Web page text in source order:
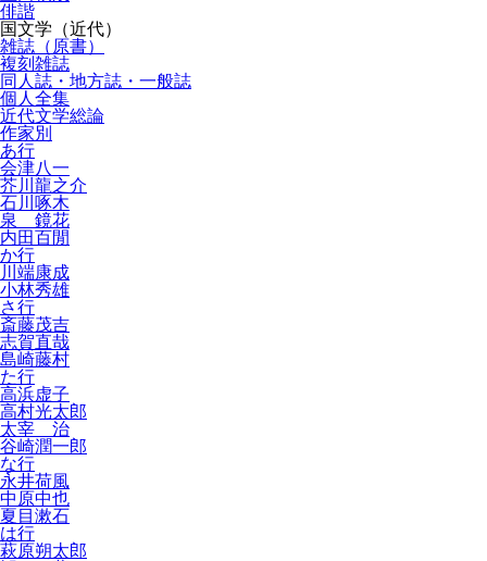
俳諧
国文学（近代）
雑誌（原書）
複刻雑誌
同人誌・地方誌・一般誌
個人全集
近代文学総論
作家別
あ行
会津八一
芥川龍之介
石川啄木
泉 鏡花
内田百閒
か行
川端康成
小林秀雄
さ行
斎藤茂吉
志賀直哉
島崎藤村
た行
高浜虚子
高村光太郎
太宰 治
谷崎潤一郎
な行
永井荷風
中原中也
夏目漱石
は行
萩原朔太郎